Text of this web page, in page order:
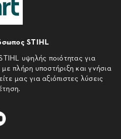
STIHL
υψηλής ποιότητας για
πλήρη υποστήριξη και γνήσια
μας για αξιόπιστες λύσεις